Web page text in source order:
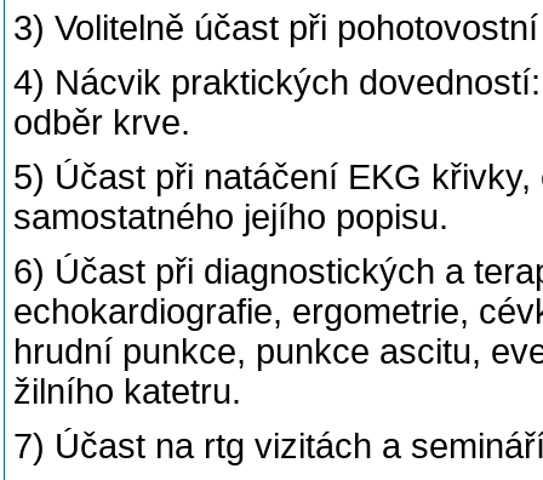
3) Volitelně účast při
4) Nácvik praktických
odběr krve.
5) Účast při natáčení EKG
samostatného jejího popisu.
6) Účast při diagnostických a
echokardiografie, ergometrie,
hrudní punkce, punkce ascitu,
žilního katetru.
7) Účast na rtg vizitách a